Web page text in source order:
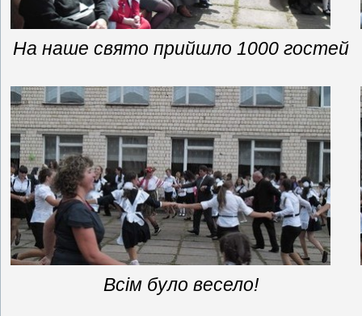
На наше свято прийшло 1000 гостей
Всім було весело!